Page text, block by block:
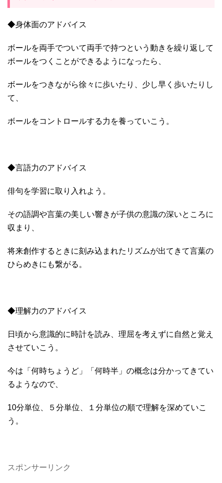
◆身体面のアドバイス
ボールを両手でついて両手で持つという動きを繰り返して
ボールをつくことができるようになったら、
ボールをつきながら徐々に歩いたり、少し早く歩いたりし
て、
ボールをコントロールする力を養っていこう。
◆言語力のアドバイス
俳句を学習に取り入れよう。
その語調や言葉の美しい響きが子供の意識の深いところに
収まり、
将来創作するときに刻み込まれたリズムが出てきて言葉の
ひらめきにも繋がる。
◆理解力のアドバイス
日頃から意識的に時計を読み、理屈を考えずに自然と覚え
させていこう。
今は「何時ちょうど」「何時半」の概念は分かってきてい
るようなので、
10分単位、５分単位、１分単位の順で理解を深めていこ
う。
スポンサーリンク